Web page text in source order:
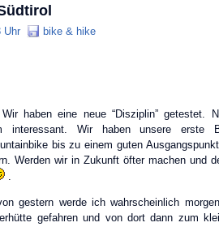
Uhr bike & hike
haben eine neue “Disziplin” getestet.
interessant. Wir haben unsere erste
bis zu einem guten
Werden wir in Zukunft öfter machen und
.
gestern werde ich wahrscheinlich
gefahren und von dort dann zum